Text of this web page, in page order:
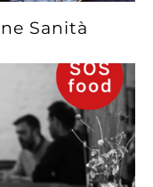
Sanità